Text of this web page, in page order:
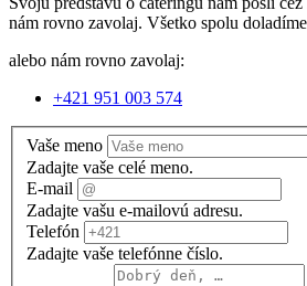
nám rovno zavolaj. Všetko spolu
alebo nám rovno zavolaj:
+421 951 003 574
Vaše meno
Zadajte vaše celé meno.
E-mail
Zadajte vašu e-mailovú adresu.
Telefón
Zadajte vaše telefónne číslo.